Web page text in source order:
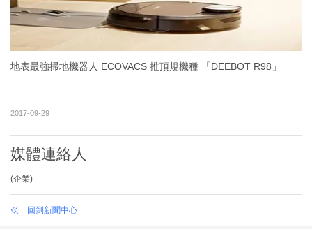
地表最強掃地機器人 ECOVACS 推頂規機種 「DEEBOT R98」
2017-09-29
媒體連絡人
(企業)
回到新聞中心